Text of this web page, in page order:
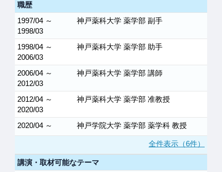
職歴
1997/04 ～
1998/03
神戸薬科大学 薬学部 副手
1998/04 ～
2006/03
神戸薬科大学 薬学部 助手
2006/04 ～
2012/03
神戸薬科大学 薬学部 講師
2012/04 ～
2020/03
神戸薬科大学 薬学部 准教授
2020/04 ～ 神戸学院大学 薬学部 薬学科 教授
全件表示（6件）
講演・取材可能なテーマ